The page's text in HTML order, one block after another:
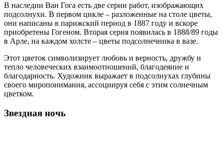
В наследии Ван Гога есть две серии работ, изображающих
подсолнухи. В первом цикле – разложенные на столе цветы,
они написаны в парижский период в 1887 году и вскоре
приобретены Гогеном. Вторая серия появилась в 1888/89 годы
в Арле, на каждом холсте – цветы подсолнечника в вазе.
Этот цветок символизирует любовь и верность, дружбу и
тепло человеческих взаимоотношений, благодеяние и
благодарность. Художник выражает в подсолнухах глубины
своего миропонимания, ассоциируя себя с этим солнечным
цветком.
Звездная ночь